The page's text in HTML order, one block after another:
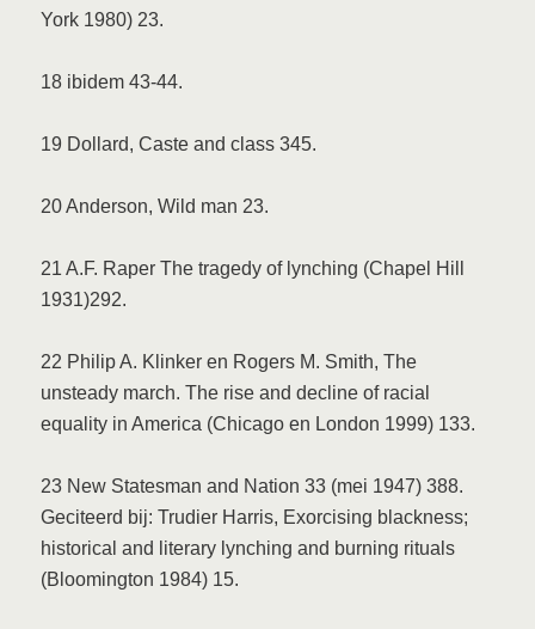
York 1980) 23.
18 ibidem 43-44.
19 Dollard, Caste and class 345.
20 Anderson, Wild man 23.
21 A.F. Raper The tragedy of lynching (Chapel Hill
1931)292.
22 Philip A. Klinker en Rogers M. Smith, The
unsteady march. The rise and decline of racial
equality in America (Chicago en London 1999) 133.
23 New Statesman and Nation 33 (mei 1947) 388.
Geciteerd bij: Trudier Harris, Exorcising blackness;
historical and literary lynching and burning rituals
(Bloomington 1984) 15.